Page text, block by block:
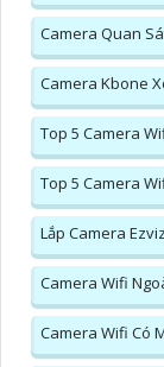
Camera Quan
Camera Kbone
Top 5 Camera
Top 5 Camera
Lắp Camera
Camera Wifi
Camera Wifi Có